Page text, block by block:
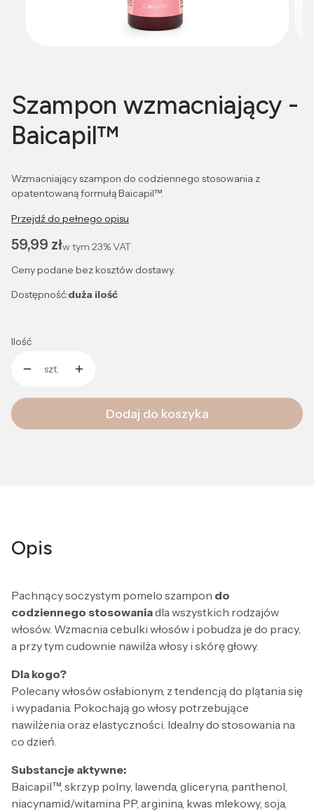
Szampon wzmacniający -
Baicapil™
Wzmacniający szampon do codziennego stosowania z
opatentowaną formułą Baicapil™.
Przejdź do pełnego opisu
Cena
59,99 złw tym 23%VAT
Ceny podane bez kosztów dostawy.
Dostępność:duża ilość
Ilość
szt.
Dodaj do koszyka
Opis
Pachnący soczystym pomelo szampon do
codziennego stosowaniadla wszystkich rodzajów
włosów. Wzmacnia cebulki włosów i pobudza je do pracy,
a przy tym cudownie nawilża włosy i skórę głowy.
Dla kogo?
Polecany włosów osłabionym, z tendencją do plątania się
i wypadania. Pokochają go włosy potrzebujące
nawilżenia oraz elastyczności. Idealny do stosowania na
co dzień.
Substancje aktywne:
Baicapil™, skrzyp polny, lawenda, gliceryna, panthenol,
niacynamid/witamina PP, arginina, kwas mlekowy, soja,